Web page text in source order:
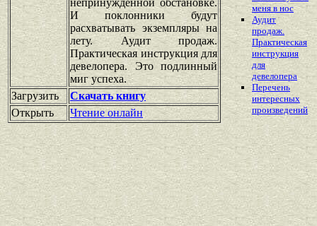
И поклонники будут
расхватывать экземпляры на
лету. Аудит продаж.
Практическая инструкция для
девелопера. Это подлинный
миг успеха.
Загрузить
Скачать книгу
Открыть
Чтение онлайн
меня в нос
Аудит
продаж.
Практическая
инструкция
для
девелопера
Перечень
интересных
произведений